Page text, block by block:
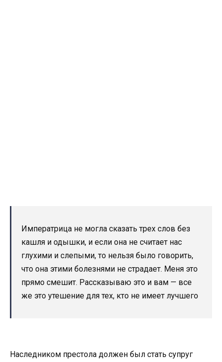
Императрица не могла сказать трех слов без
кашля и одышки, и если она не считает нас
глухими и слепыми, то нельзя было говорить,
что она этими болезнями не страдает. Меня это
прямо смешит. Рассказываю это и вам — все
же это утешение для тех, кто не имеет лучшего
Наследником престола должен был стать супруг